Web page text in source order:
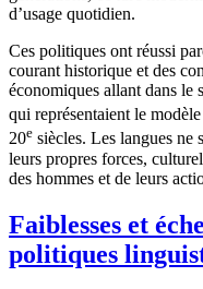
d’usage quotidien.
Ces politiques ont réussi
courant historique et des
économiques allant dans le
qui représentaient le
20e siècles. Les langues ne
leurs propres forces,
des hommes et de leurs
Faiblesses et
politiques